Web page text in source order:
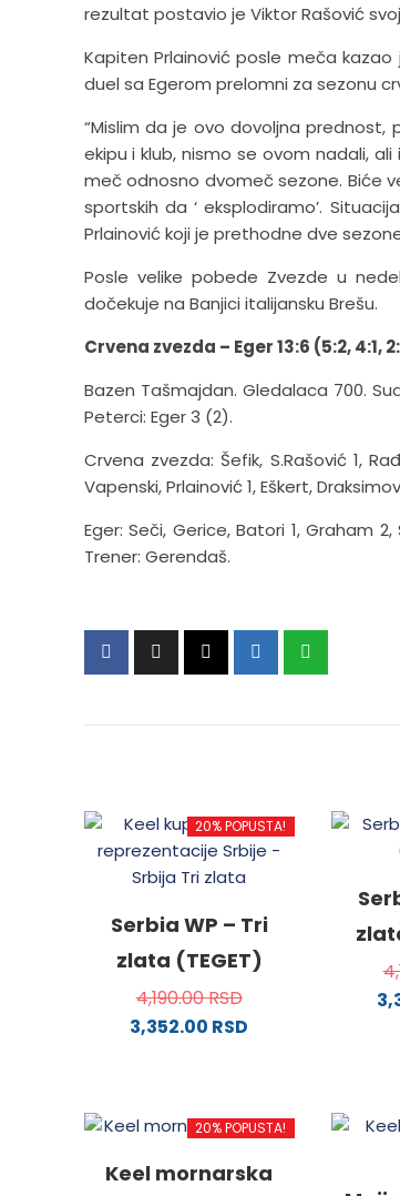
rezultat postavio je Viktor Rašović
Kapiten Prlainović posle meča
duel sa Egerom prelomni za sezonu
“Mislim da je ovo dovoljna
ekipu i klub, nismo se ovom nadali,
meč odnosno dvomeč sezone. Biće
sportskih da ‘ eksplodiramo’.
Prlainović koji je prethodne dve
Posle velike pobede Zvezde u
dočekuje na Banjici italijansku Brešu.
Crvena zvezda – Eger 13:6 (5:2, 4:1,
Bazen Tašmajdan. Gledalaca 700.
Peterci: Eger 3 (2).
Crvena zvezda: Šefik, S.Rašović 1,
Vapenski, Prlainović 1, Eškert,
Eger: Seči, Gerice, Batori 1, Graham
Trener: Gerendaš.
20% POPUSTA!
Serbia WP – Tri
zlata (TEGET)
4,190.00RSD
3,352.00 RSD
više
Opcije
20% POPUSTA!
Keel mornarska